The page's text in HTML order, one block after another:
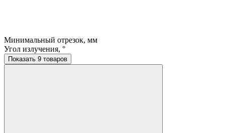
Минимальный отрезок, мм
Угол излучения, °
Показать 9 товаров